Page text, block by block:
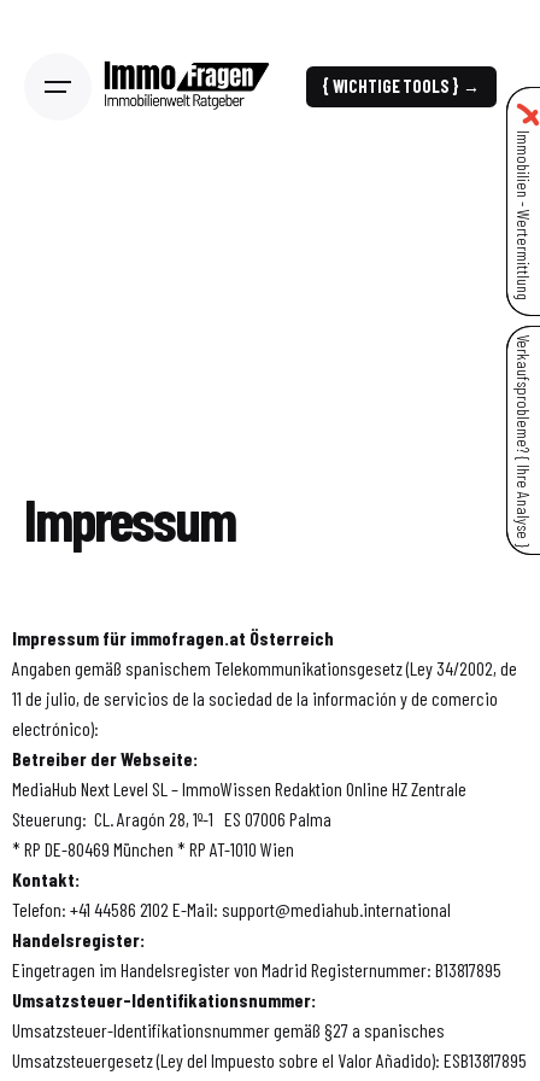
{ WICHTIGE TOOLS } →
Impressum
Impressum für immofragen.at Österreich
Angaben gemäß spanischem Telekommunikationsgesetz (Ley 34/2002, de
11 de julio, de servicios de la sociedad de la información y de comercio
electrónico):
Betreiber der Webseite:
MediaHub Next Level SL – ImmoWissen Redaktion Online HZ Zentrale
Steuerung: CL. Aragón 28, 1º-1 ES 07006 Palma
* RP DE-80469 München * RP AT-1010 Wien
Kontakt:
Telefon: +41 44586 2102 E-Mail: support@mediahub.international
Handelsregister:
Eingetragen im Handelsregister von Madrid Registernummer: B13817895
Umsatzsteuer-Identifikationsnummer:
Umsatzsteuer-Identifikationsnummer gemäß §27 a spanisches
Umsatzsteuergesetz (Ley del Impuesto sobre el Valor Añadido): ESB13817895
Immobilien - Wertermittlung
Verkaufsprobleme? { Ihre Analyse }